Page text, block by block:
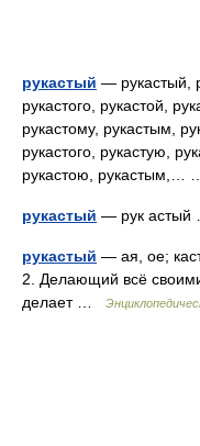
рукастый — рукастый,
рукастого, рукастой,
рукастому, рукастым,
рукастого, рукастую,
рукастою, рукастым,…
рукастый — рук
рукастый — ая, ое;
2. Делающий всё
делает …